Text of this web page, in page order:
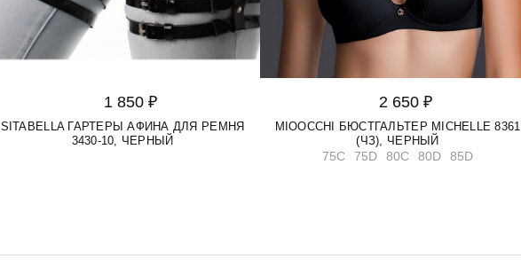
1 850 ₽
SITABELLA ГАРТЕРЫ АФИНА ДЛЯ РЕМНЯ
3430-10, ЧЕРНЫЙ
2 650 ₽
MIOOCCHI БЮСТГАЛЬТЕР MICHELLE 8361
(ЧЗ), ЧЕРНЫЙ
75C 75D 80C 80D 85D